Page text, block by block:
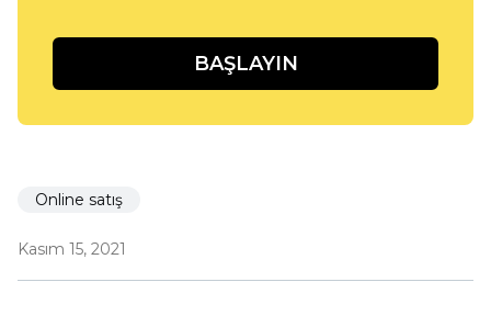
BAŞLAYIN
Online satış
Kasım 15, 2021